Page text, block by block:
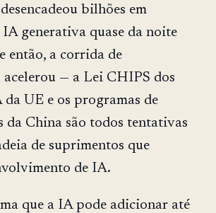
bilhões em
generativa quase da noite
então, a corrida de
acelerou — a Lei CHIPS dos
UE e os programas de
da China são todos tentativas
de suprimentos que
de IA.
que a IA pode adicionar até